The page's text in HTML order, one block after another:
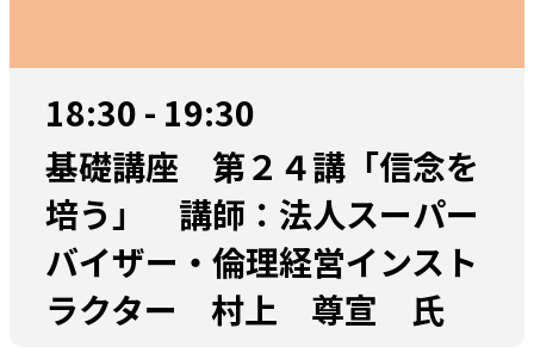
18:30 - 19:30
基礎講座 第２４講「信念を
培う」 講師：法人スーパー
バイザー・倫理経営インスト
ラクター 村上 尊宣 氏